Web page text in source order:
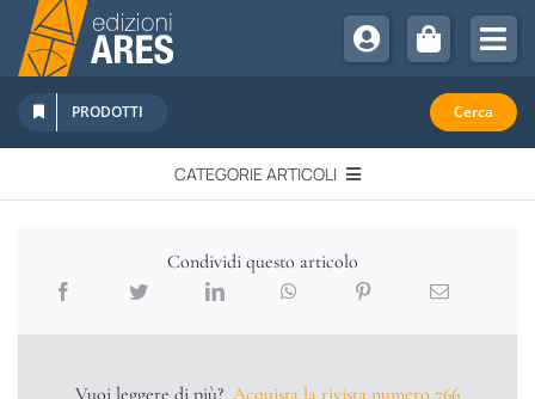
Salta
contenuto
Chi Siamo
Sostienici
Abbonamenti
Newsletter
Libri Ares
PRODOTTI Cerca
CATEGORIE ARTICOLI
Condividi questo articolo
Vuoi leggere di più? Acquista la rivista numero 766